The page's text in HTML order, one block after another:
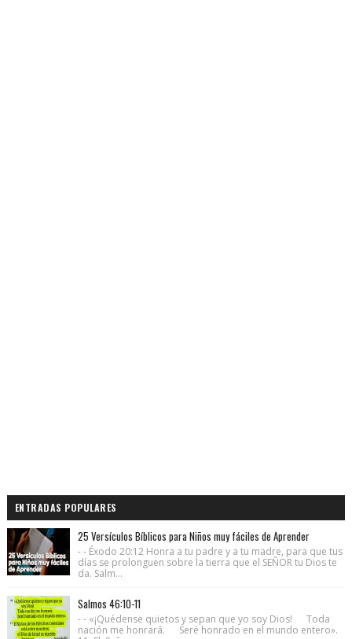
ENTRADAS POPULARES
25 Versículos Bíblicos para Niños muy fáciles de Aprender
- - Éxodo 20:12 Honra a tu padre y a tu madre, para que tus
días se prolonguen sobre la tierra que el SEÑOR tu Dios te
da. Salm...
Salmos 46:10-11
- - «¡Quédense quietos y sepan que yo soy Dios! Toda
nación me honrará. Seré honrado en el mundo entero».